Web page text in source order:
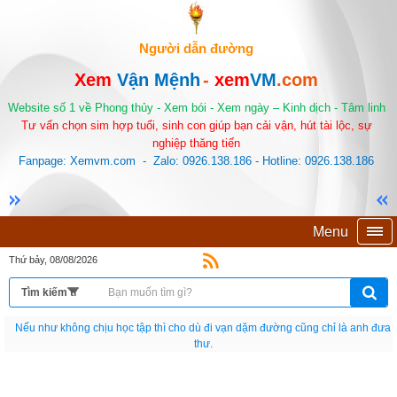
Người dẫn đường
Xem Vận Mệnh- xemVM.com
Website số 1 về Phong thủy - Xem bói - Xem ngày – Kinh dịch - Tâm linh
Tư vấn chọn sim hợp tuổi, sinh con giúp bạn cải vận, hút tài lộc, sự
nghiệp thăng tiến
Fanpage: Xemvm.com - Zalo: 0926.138.186 - Hotline: 0926.138.186
Menu
Thứ bảy, 08/08/2026
Nếu như không chịu học tập thì cho dù đi vạn dặm đường cũng chỉ là anh đưa
thư.